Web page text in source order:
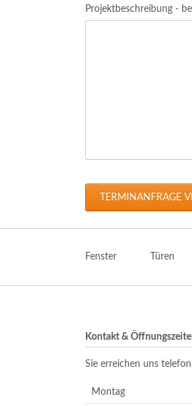
Projektbeschreibung -
TERMINANFRAGE
Fenster Türen
Kontakt &
Sie erreichen uns
Montag